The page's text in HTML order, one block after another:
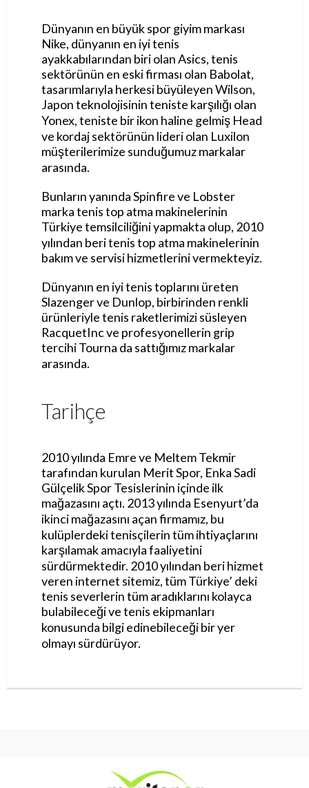
Dünyanın en büyük spor giyim markası
Nike, dünyanın en iyi tenis
ayakkabılarından biri olan Asics, tenis
sektörünün en eski firması olan Babolat,
tasarımlarıyla herkesi büyüleyen Wilson,
Japon teknolojisinin teniste karşılığı olan
Yonex, teniste bir ikon haline gelmiş Head
ve kordaj sektörünün lideri olan Luxilon
müşterilerimize sunduğumuz markalar
arasında.
Bunların yanında Spinfire ve Lobster
marka tenis top atma makinelerinin
Türkiye temsilciliğini yapmakta olup, 2010
yılından beri tenis top atma makinelerinin
bakım ve servisi hizmetlerini vermekteyiz.
Dünyanın en iyi tenis toplarını üreten
Slazenger ve Dunlop, birbirinden renkli
ürünleriyle tenis raketlerimizi süsleyen
RacquetInc ve profesyonellerin grip
tercihi Tourna da sattığımız markalar
arasında.
Tarihçe
2010 yılında Emre ve Meltem Tekmir
tarafından kurulan Merit Spor, Enka Sadi
Gülçelik Spor Tesislerinin içinde ilk
mağazasını açtı. 2013 yılında Esenyurt’da
ikinci mağazasını açan firmamız, bu
kulüplerdeki tenisçilerin tüm ihtiyaçlarını
karşılamak amacıyla faaliyetini
sürdürmektedir. 2010 yılından beri hizmet
veren internet sitemiz, tüm Türkiye’ deki
tenis severlerin tüm aradıklarını kolayca
bulabileceği ve tenis ekipmanları
konusunda bilgi edinebileceği bir yer
olmayı sürdürüyor.